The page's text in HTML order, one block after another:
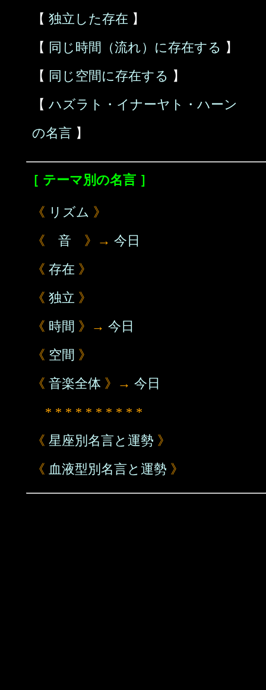
【 独立した存在 】
【 同じ時間（流れ）に存在する 】
【 同じ空間に存在する 】
【 ハズラト・イナーヤト・ハーン
の名言 】
［ テーマ別の名言 ］
《 リズム 》
《 音 》→ 今日
《 存在 》
《 独立 》
《 時間 》→ 今日
《 空間 》
《 音楽全体 》→ 今日
* * * * * * * * * *
《 星座別名言と運勢 》
《 血液型別名言と運勢 》